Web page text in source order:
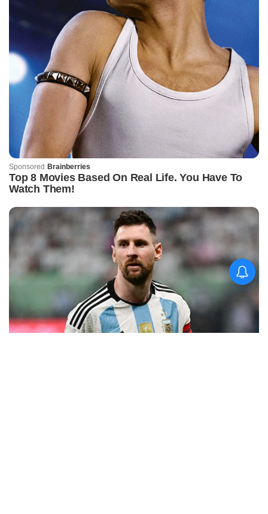
କିଟ୍‍ ଓ କିସ୍‍ ପକ୍ଷରୁ
ଜ୍ୟୋତିର୍ମୟୀଙ୍କୁ ଉଚ୍ଛ୍ୱସିତ
ସମ୍ବର୍ଦ୍ଧନା; ୫ଲକ୍ଷ ଟଙ୍କାର
ପ୍ରୋତ୍ସାହନ ରାଶି ପ୍ରଦାନ